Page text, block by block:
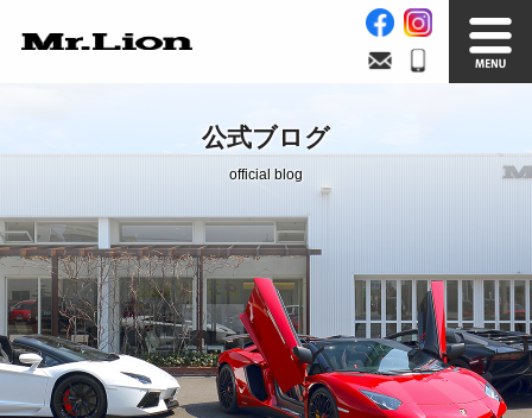
在庫車情報 買取無料査定
Factory
自社工場 サービス案内
Official Blog
公式ブログ
Company info.
会社案内
公式ブログ
official blog